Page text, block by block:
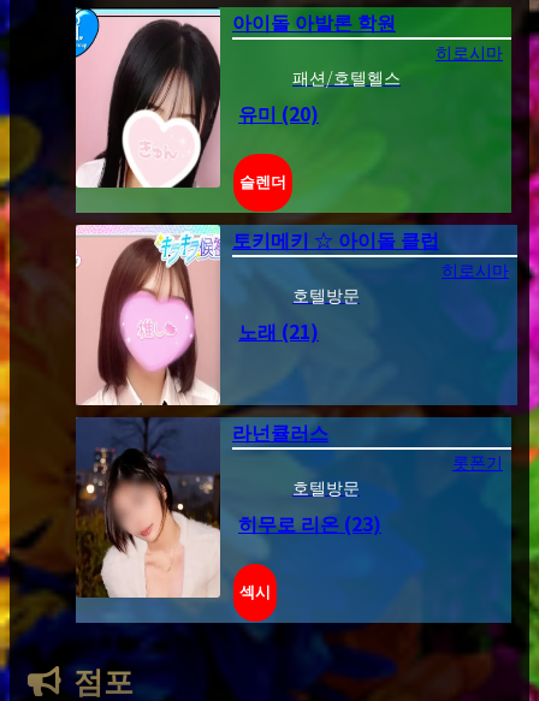
아이돌 아발론 학원
히로시마
패션/호텔헬스
유미 (20)
슬렌더
토키메키 ☆ 아이돌 클럽
히로시마
호텔방문
노래 (21)
라넌큘러스
롯폰기
호텔방문
히무로 리온 (23)
섹시
점포